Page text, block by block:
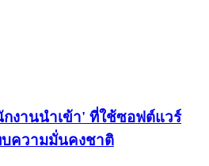
งานนำเข้า' ที่ใช้ซอฟต์แวร์
บความมั่นคงชาติ